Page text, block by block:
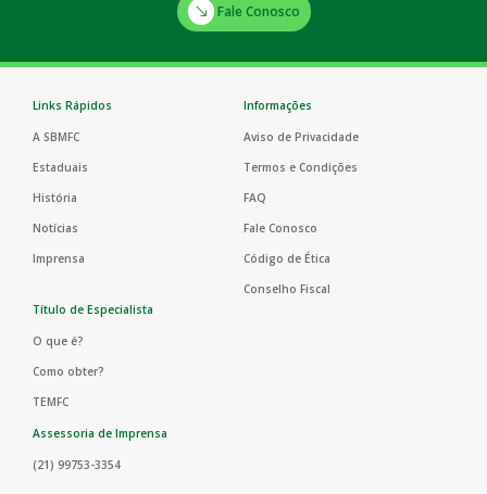
Fale Conosco
Links Rápidos
A SBMFC
Estaduais
História
Notícias
Imprensa
Informações
Aviso de Privacidade
Termos e Condições
FAQ
Fale Conosco
Código de Ética
Conselho Fiscal
Título de Especialista
O que é?
Como obter?
TEMFC
Assessoria de Imprensa
(21) 99753-3354